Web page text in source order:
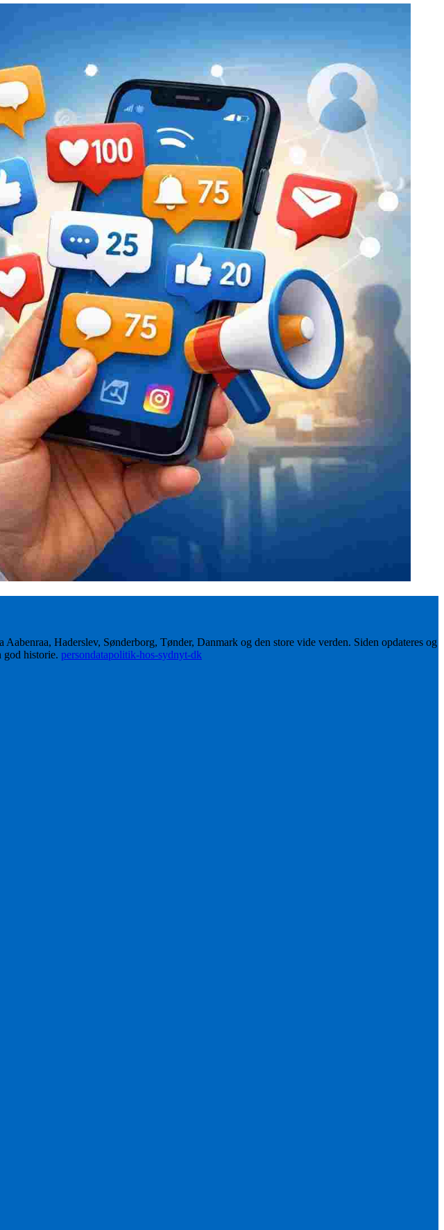
Haderslev, Sønderborg, Tønder, Danmark og den store vide verden. Siden opdateres og
god historie. persondatapolitik-hos-sydnyt-dk